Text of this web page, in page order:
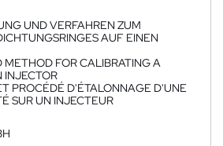
UND VERFAHREN ZUM
AUF EINEN
METHOD FOR CALIBRATING A
INJECTOR
PROCÉDÉ D'ÉTALONNAGE D'UNE
SUR UN INJECTEUR